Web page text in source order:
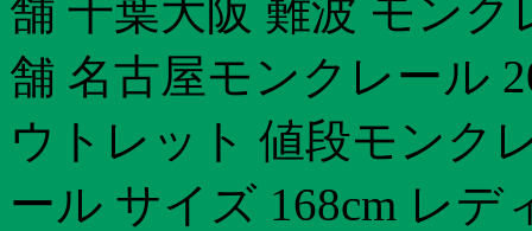
舗 千葉大阪 難波 モン
舗 名古屋モンクレール
ウトレット 値段モンク
ール サイズ 168cm レ